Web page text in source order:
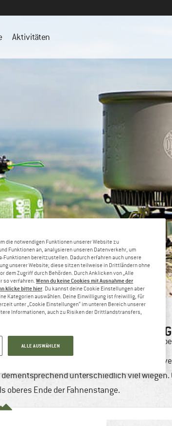
Aktivitäten
UND FACHGERECHT
Nachhaltig
mit Gaskartuschen zu den am weitesten
unterschiedlich viel wiegen.
oberes Ende der Fahnenstange.
die notwendigen Funktionen unserer Website zu
Funktionen an, analysieren unseren Datenverkehr, um
Funktionen bereitzustellen. Dadurch erfahren auch unsere
unserer Website; diese sitzen teilweise in Drittländern ohne
dem Zugriff durch Behörden. Durch Anklicken von „Alle
so verfahren. Wenn du keine Cookies mit Ausnahme der
klicke bitte hier. Du kannst deine Cookie Einstellungen aber
Kategorien auswählen. Deine Einwilligung ist freiwillig, für
unter „Cookie Einstellungen“ im unteren Bereich unserer
Informationen, auch zu Risiken der Drittlandstransfers,
ALLE AUSWÄHLEN